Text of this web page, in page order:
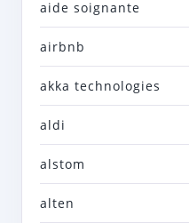
aide soignante
airbnb
akka technologies
aldi
alstom
alten